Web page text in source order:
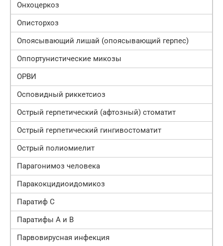
Онхоцеркоз
Описторхоз
Опоясывающий лишай (опоясывающий герпес)
Оппортунистические микозы
ОРВИ
Осповидный риккетсиоз
Острый герпетический (афтозный) стоматит
Острый герпетический гингивостоматит
Острый полиомиелит
Парагонимоз человека
Паракокцидиоидомикоз
Паратиф С
Паратифы А и В
Парвовирусная инфекция